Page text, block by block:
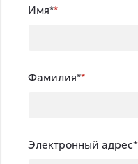
Имя*
Фамилия*
Электронный адрес*